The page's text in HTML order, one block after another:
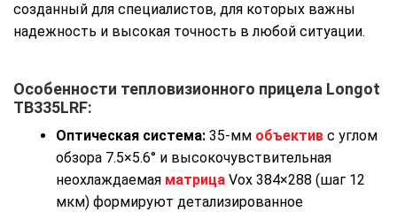
созданный для специалистов, для которых важны
надежность и высокая точность в любой ситуации.
Особенности тепловизионного прицела Longot
TB335LRF:
Оптическая система: 35-мм объектив с углом
обзора 7.5×5.6° и высокочувствительная
неохлаждаемая матрица Vox 384×288 (шаг 12
мкм) формируют детализированное